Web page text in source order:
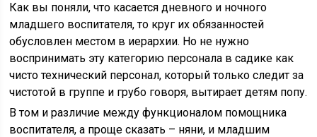
Как вы поняли, что касается дневного и ночного
младшего воспитателя, то круг их обязанностей
обусловлен местом в иерархии. Но не нужно
воспринимать эту категорию персонала в садике как
чисто технический персонал, который только следит за
чистотой в группе и грубо говоря, вытирает детям попу.
В том и различие между функционалом помощника
воспитателя, а проще сказать – няни, и младшим